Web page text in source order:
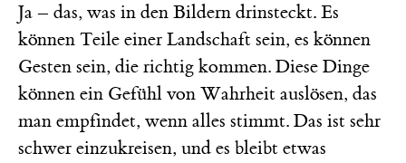
Ja – das, was in den Bildern drinsteckt. Es
können Teile einer Landschaft sein, es können
Gesten sein, die richtig kommen. Diese Dinge
können ein Gefühl von Wahrheit auslösen, das
man empfindet, wenn alles stimmt. Das ist sehr
schwer einzukreisen, und es bleibt etwas